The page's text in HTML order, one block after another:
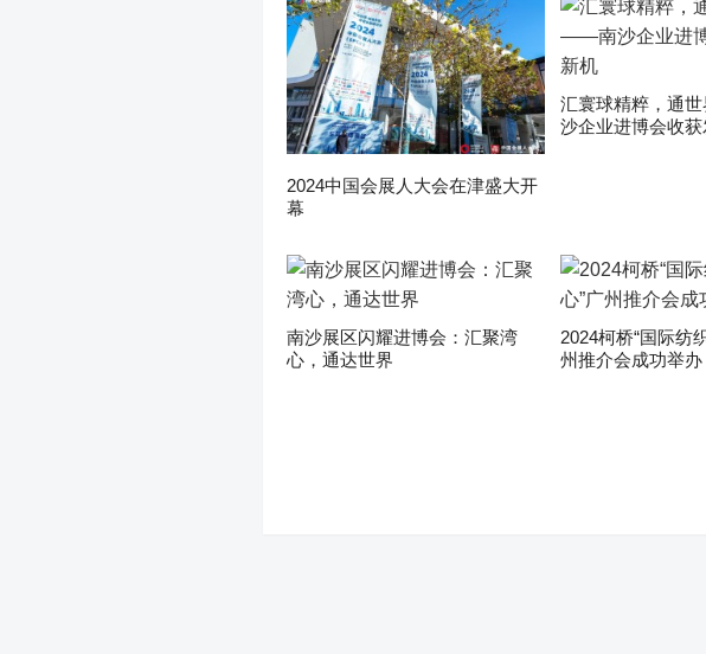
2024中国会展人大会在津盛大开
幕
汇寰球精粹，通
沙企业进博会收
南沙展区闪耀进博会：汇聚湾
心，通达世界
2024柯桥“国际纺
州推介会成功举办